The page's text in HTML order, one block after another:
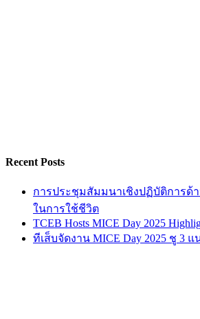
Recent Posts
การประชุมสัมมนาเชิงปฏิบัติการด้า
ในการใช้ชีวิต
TCEB Hosts MICE Day 2025
ทีเส็บจัดงาน MICE Day 2025 ชู 3